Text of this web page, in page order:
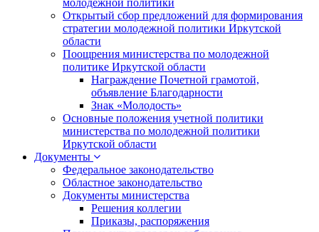
молодежной политики
Открытый сбор предложений для формирования
стратегии молодежной политики Иркутской
области
Поощрения министерства по молодежной
политике Иркутской области
Награждение Почетной грамотой,
объявление Благодарности
Знак «Молодость»
Основные положения учетной политики
министерства по молодежной политики
Иркутской области
Документы
Федеральное законодательство
Областное законодательство
Документы министерства
Решения коллегии
Приказы, распоряжения